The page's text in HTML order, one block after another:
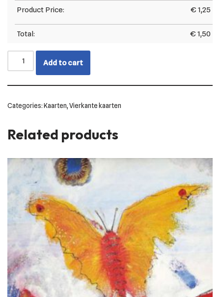
Product Price: € 1,25
Total: € 1,50
Add to cart
Categories:Kaarten,Vierkante kaarten
Related products